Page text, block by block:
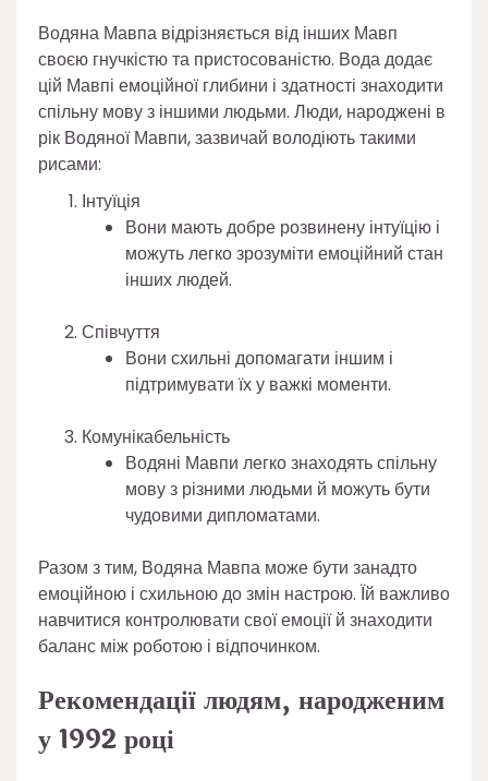
Водяна Мавпа відрізняється від інших Мавп
своєю гнучкістю та пристосованістю. Вода додає
цій Мавпі емоційної глибини і здатності знаходити
спільну мову з іншими людьми. Люди, народжені в
рік Водяної Мавпи, зазвичай володіють такими
рисами:
Інтуїція
Вони мають добре розвинену інтуїцію і
можуть легко зрозуміти емоційний стан
інших людей.
Співчуття
Вони схильні допомагати іншим і
підтримувати їх у важкі моменти.
Комунікабельність
Водяні Мавпи легко знаходять спільну
мову з різними людьми й можуть бути
чудовими дипломатами.
Разом з тим, Водяна Мавпа може бути занадто
емоційною і схильною до змін настрою. Їй важливо
навчитися контролювати свої емоції й знаходити
баланс між роботою і відпочинком.
Рекомендації людям, народженим
у 1992 році